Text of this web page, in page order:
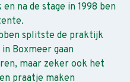
na de stage in 1998 ben
splitste de praktijk
Boxmeer gaan
maar zeker ook het
praatje maken